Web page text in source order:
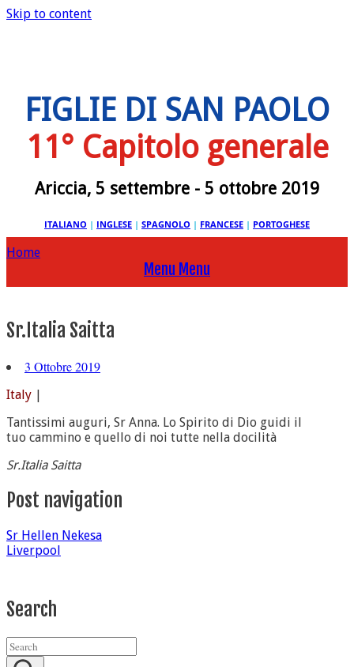
Skip to content
FIGLIE DI SAN PAOLO
11° Capitolo generale
Ariccia, 5 settembre - 5 ottobre 2019
ITALIANO | INGLESE | SPAGNOLO | FRANCESE | PORTOGHESE
Home
Menu Menu
Sr.Italia Saitta
3 Ottobre 2019
Italy |
Tantissimi auguri, Sr Anna. Lo Spirito di Dio guidi il
tuo cammino e quello di noi tutte nella docilità
Sr.Italia Saitta
Post navigation
Sr Hellen Nekesa
Liverpool
Search